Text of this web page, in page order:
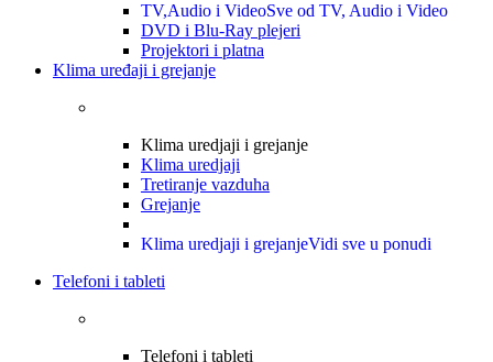
TV,Audio i VideoSve od TV, Audio i Video
DVD i Blu-Ray plejeri
Projektori i platna
Klima uređaji i grejanje
Klima uredjaji i grejanje
Klima uredjaji
Tretiranje vazduha
Grejanje
Klima uredjaji i grejanjeVidi sve u ponudi
Telefoni i tableti
Telefoni i tableti